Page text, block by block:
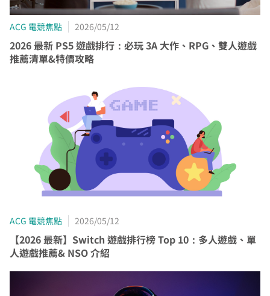
ACG 電競焦點 2026/05/12
2026 最新 PS5 遊戲排行：必玩 3A 大作、RPG、雙人遊戲
推薦清單&特價攻略
ACG 電競焦點 2026/05/12
【2026 最新】Switch 遊戲排行榜 Top 10：多人遊戲、單
人遊戲推薦& NSO 介紹
查詢帳單、線上繳費
智能客服、障礙報修